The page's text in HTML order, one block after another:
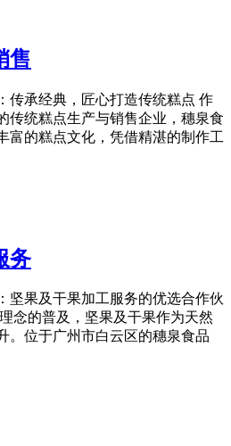
售
传承经典，匠心打造传统糕点 作
传统糕点生产与销售企业，穗泉食
富的糕点文化，凭借精湛的制作工
务
坚果及干果加工服务的优选合作伙
念的普及，坚果及干果作为天然
。位于广州市白云区的穗泉食品